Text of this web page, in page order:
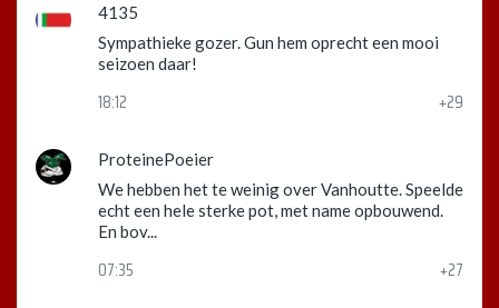
4135
Sympathieke gozer. Gun hem oprecht een mooi
seizoen daar!
18:12 +29
ProteinePoeier
We hebben het te weinig over Vanhoutte. Speelde
echt een hele sterke pot, met name opbouwend.
En bov...
07:35 +27